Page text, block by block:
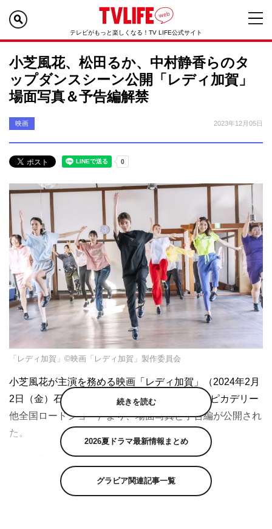
テレビがもっと楽しくなる！TV LIFE公式サイト
小芝風花、松田るか、中村静香らのタ
ップダンスシーン公開「レディ加賀」
場面写真＆予告編解禁
映画 2023年12月05日
「レディ加賀」©映画「レディ加賀」製作委員会
小芝風花が主演を務める映画「レディ加賀」（2024年2月
2日（金）石川県先行公開／2月9日（金）新宿ピカデリー
他全国ロードショー）より、場面写真と予告編が公開され
た。
本作は歴史風情が漂う加賀温泉郷を舞台に繰り広げられ
る、涙と笑いの“おもてなし”エンターテインメント。歴史
ある温泉街を盛り上げるためにタップダンスチームを結成
続きを読む
2026夏ドラマ最新情報まとめ
グラビア関連記事一覧